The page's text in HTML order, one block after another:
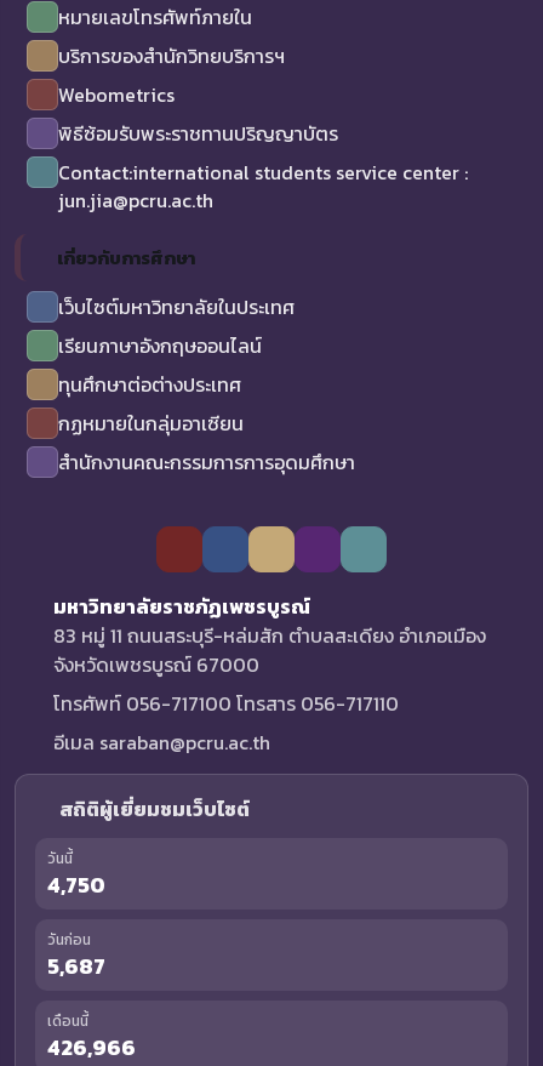
หมายเลขโทรศัพท์ภายใน
บริการของสำนักวิทยบริการฯ
Webometrics
พิธีซ้อมรับพระราชทานปริญญาบัตร
Contact:international students service center :
jun.jia@pcru.ac.th
เกี่ยวกับการศึกษา
เว็บไซต์มหาวิทยาลัยในประเทศ
เรียนภาษาอังกฤษออนไลน์
ทุนศึกษาต่อต่างประเทศ
กฏหมายในกลุ่มอาเซียน
สำนักงานคณะกรรมการการอุดมศึกษา
มหาวิทยาลัยราชภัฏเพชรบูรณ์
83 หมู่ 11 ถนนสระบุรี-หล่มสัก ตำบลสะเดียง อำเภอเมือง
จังหวัดเพชรบูรณ์ 67000
โทรศัพท์ 056-717100 โทรสาร 056-717110
อีเมล saraban@pcru.ac.th
สถิติผู้เยี่ยมชมเว็บไซต์
วันนี้
4,750
วันก่อน
5,687
เดือนนี้
426,966